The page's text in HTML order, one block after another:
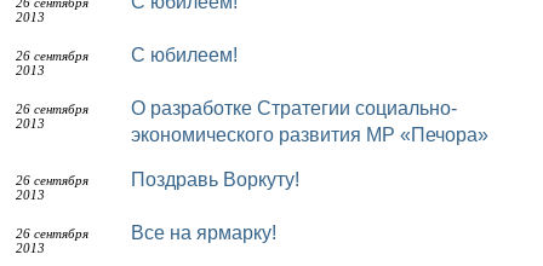
2013
26 сентября
2013
С юбилеем!
26 сентября
2013
О разработке Стратегии социально-
экономического развития МР «Печора»
26 сентября
2013
Поздравь Воркуту!
26 сентября
2013
Все на ярмарку!